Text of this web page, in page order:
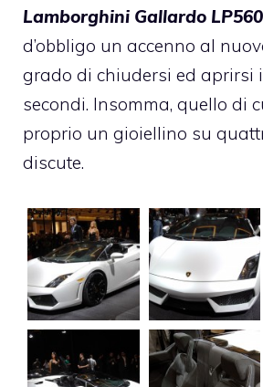
Lamborghini Gallardo
d’obbligo un accenno al
grado di chiudersi ed aprirsi
secondi. Insomma, quello di
proprio un gioiellino su
discute.